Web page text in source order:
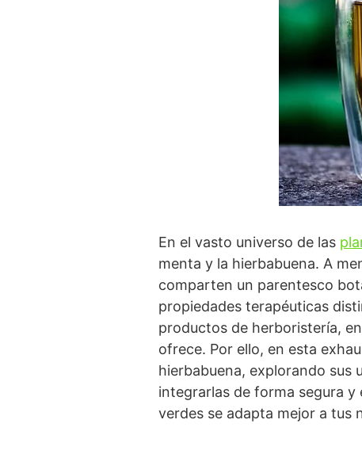
En el vasto universo de las
menta y la hierbabuena. A
comparten un parentesco
propiedades terapéuticas
productos de herboristería,
ofrece. Por ello, en esta
hierbabuena, explorando sus
integrarlas de forma segura
verdes se adapta mejor a tus